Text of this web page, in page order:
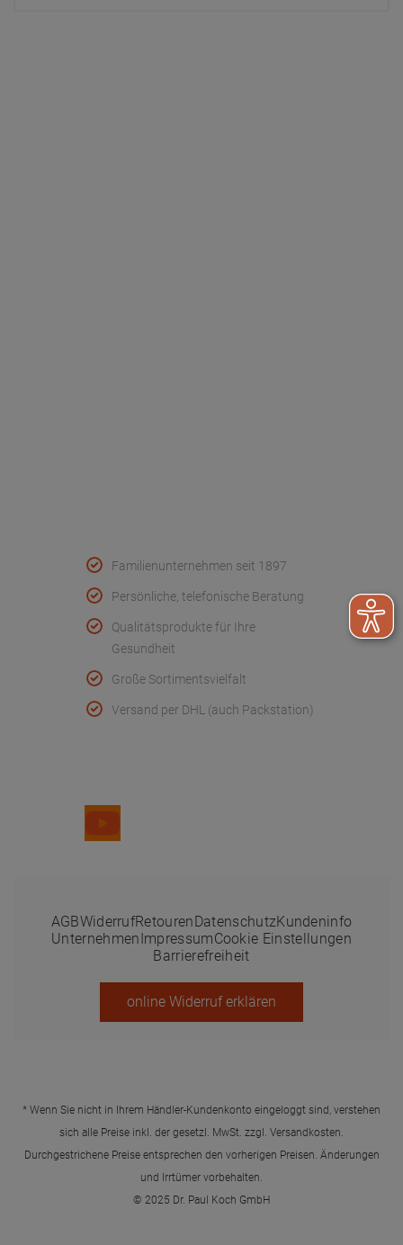
Familienunternehmen seit 1897
Persönliche, telefonische Beratung
Qualitätsprodukte für Ihre
Gesundheit
Große Sortimentsvielfalt
Versand per DHL (auch Packstation)
AGBWiderrufRetouren DatenschutzKundeninfo
Unternehmen ImpressumCookie Einstellungen
Barrierefreiheit
online Widerruf erklären
* Wenn Sie nicht in Ihrem Händler-Kundenkonto eingeloggt sind, verstehen
sich alle Preise inkl. der gesetzl. MwSt. zzgl. Versandkosten.
Durchgestrichene Preise entsprechen den vorherigen Preisen. Änderungen
und Irrtümer vorbehalten.
© 2025 Dr. Paul Koch GmbH